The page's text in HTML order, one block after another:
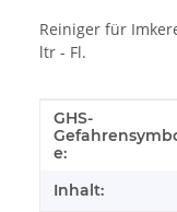
Reiniger für
ltr - Fl.
Wert
GHS-
e:
Inhalt: